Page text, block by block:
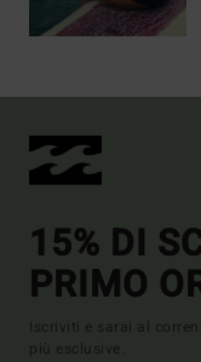
15% DI
PRIMO
Iscriviti e sarai al
più esclusive.